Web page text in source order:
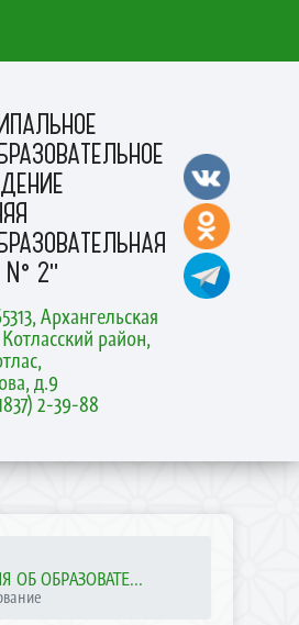
№ 2"
Архангельская
район,
д.9
2-39-88
ОБ ОБРАЗОВАТЕ...